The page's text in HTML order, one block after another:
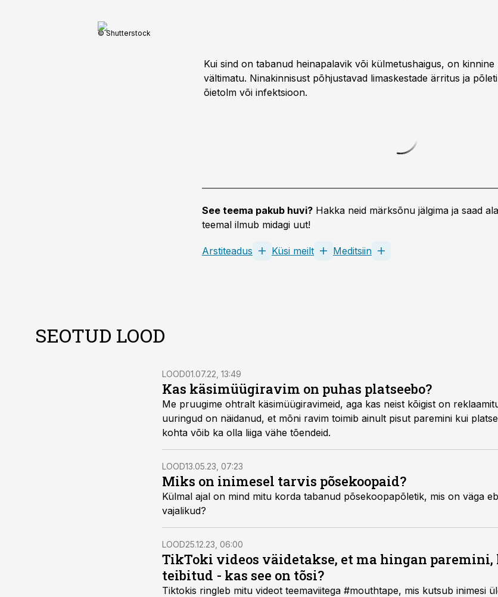
© Shutterstock
Kui sind on tabanud heinapalavik või külmetushaigus, on kinnine
vältimatu. Ninakinnisust põhjustavad limaskestade ärritus ja
õietolm või infektsioon.
See teema pakub huvi? Hakka neid märksõnu jälgima ja saad
teemal ilmub midagi uut!
Arstiteadus Küsi meilt Meditsiin
SEOTUD LOOD
LOOD01.07.22, 13:49
Kas käsimüügiravim on puhas platseebo?
Me pruugime ohtralt käsimüügiravimeid, aga kas neist kõigist on
uuringud on näidanud, et mõni ravim toimib ainult pisut paremini kui
kohta võib ka olla liiga vähe tõendeid.
LOOD13.05.23, 07:23
Miks on inimesel tarvis põsekoopaid?
Külmal ajal on mind mitu korda tabanud põsekoopapõletik, mis on väga
vajalikud?
LOOD25.12.23, 06:00
TikToki videos väidetakse, et ma hingan
teibitud - kas see on tõsi?
Tiktokis ringleb mitu videot teemaviitega #mouthtape, mis kutsub inimesi